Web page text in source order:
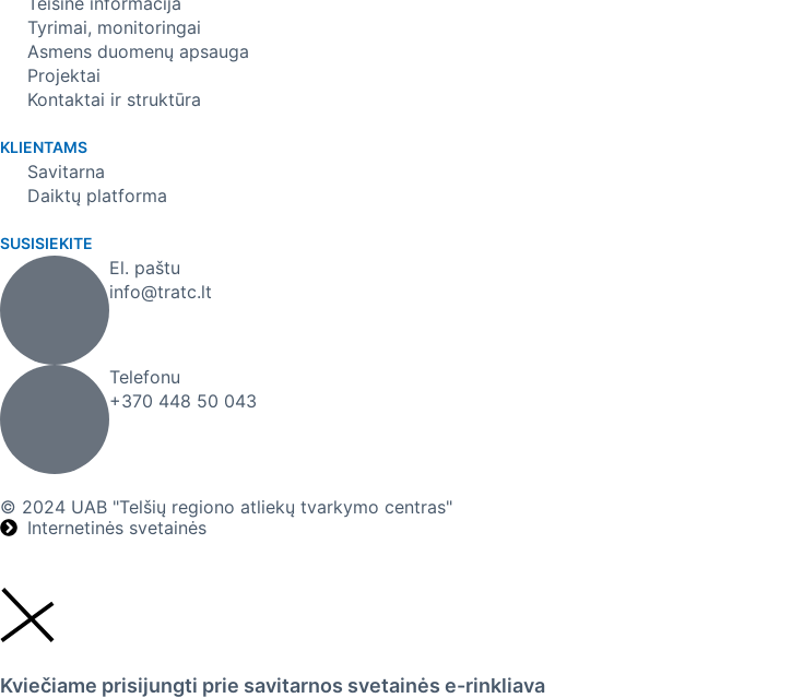
Tyrimai, monitoringai
Asmens duomenų apsauga
Projektai
Kontaktai ir struktūra
KLIENTAMS
Savitarna
Daiktų platforma
SUSISIEKITE
El. paštu
info@tratc.lt
Telefonu
+370 448 50 043
© 2024 UAB "Telšių regiono atliekų tvarkymo centras"
Internetinės svetainės
Kviečiame prisijungti prie savitarnos svetainės e-rinkliava